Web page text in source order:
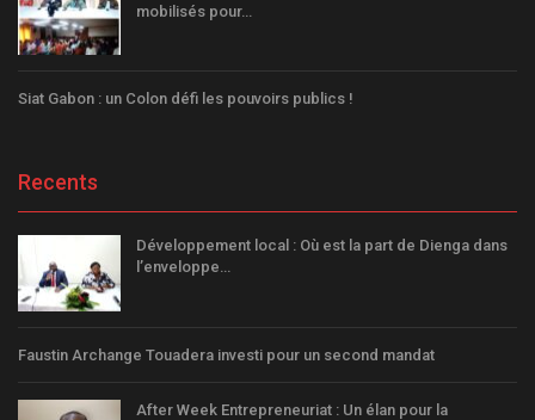
mobilisés pour…
Siat Gabon : un Colon défi les pouvoirs publics !
Recents
Développement local : Où est la part de Dienga dans
l’enveloppe…
Faustin Archange Touadera investi pour un second mandat
After Week Entrepreneuriat : Un élan pour la